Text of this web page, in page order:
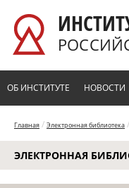
ОБ ИНСТИТУТЕ НОВОСТИ
Главная / Электронная библиотека /
ЭЛЕКТРОННАЯ